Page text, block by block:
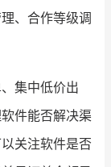
、合作等级调
集中低价出
件能否解决渠
关注软件是否